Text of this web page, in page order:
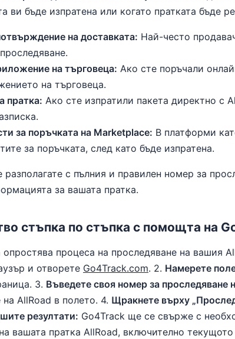
ви бъде изпратена или когато пратката бъде
на доставката: Най-често
на търговеца: Ако сте поръчали
на търговеца.
пратка: Ако сте изпратили пакета директно с
за поръчката на Marketplace: В платформи
за поръчката, след като бъде изпратена.
разполагате с пълния и правилен номер за
за вашата пратка.
стъпка по стъпка с помощта на
процеса на проследяване на вашия
и отворете Go4Track.com. 2. Намерете
3. Въведете своя номер за проследяване
AllRoad в полето. 4. Щракнете върху
резултати: Go4Track ще се свърже с
вашата пратка AllRoad, включително